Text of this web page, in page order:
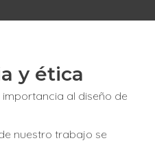
y ética
al diseño de
nuestro trabajo se